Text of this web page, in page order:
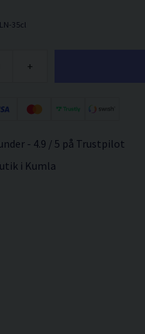
35cl
+
- 4.9 / 5 på Trustpilot
i Kumla